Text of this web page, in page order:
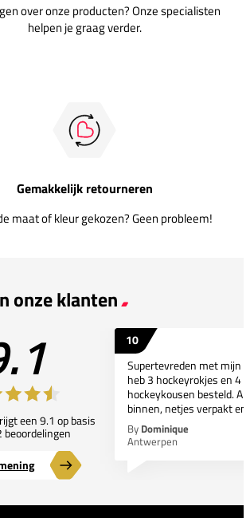
over onze producten? Onze specialisten
helpen je graag verder.
Gemakkelijk retourneren
maat of kleur gekozen? Geen probleem!
onze klanten
een 9.1 op basis
10
Supertevreden met mijn
heb 3 hockeyrokjes en 4
hockeykousen besteld.
binnen, netjes verpakt
By Dominique
Antwerpen